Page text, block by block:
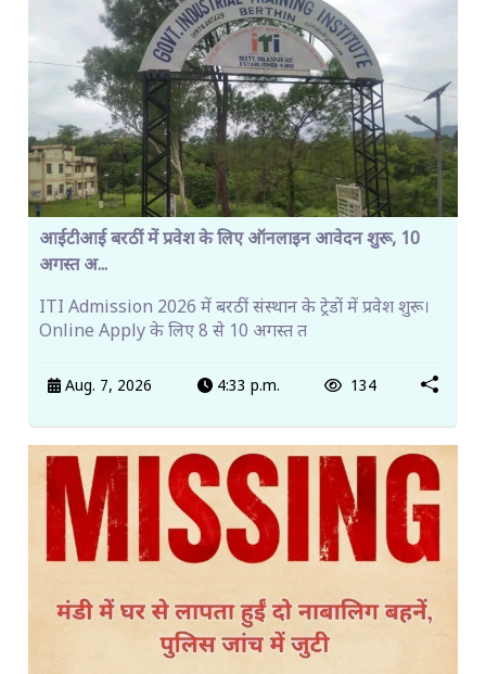
आईटीआई बरठीं में प्रवेश के लिए ऑनलाइन आवेदन शुरू, 10
अगस्त अ...
ITI Admission 2026 में बरठीं संस्थान के ट्रेडों में प्रवेश शुरू।
Online Apply के लिए 8 से 10 अगस्त त
Aug. 7, 2026 4:33 p.m. 134